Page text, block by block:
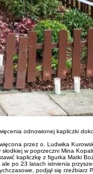
odnowionej kapliczki
przez o. Ludwika
w poprzeczni Mina
kapliczkę z figurka Matki
po 23 latach istnienia
podjął się rzeźbiarz